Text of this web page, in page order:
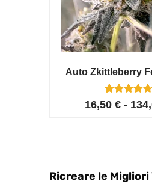
Auto Zkittleberry
Valutato
4.80
5
16,50 € -
Ricreare le